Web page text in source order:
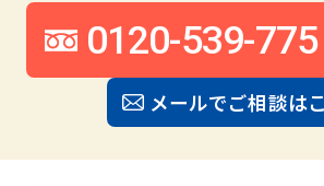
0120-539-775
メールでご相談は